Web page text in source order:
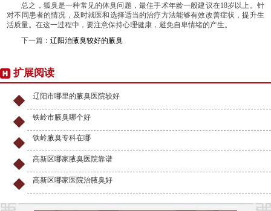
总之，狐臭是一种常见的体臭问题，最佳手术年龄一般建议在18岁以上。针
对不同患者的情况，及时就医和选择适当的治疗方法能够有效改善症状，提升生
活质量。在这一过程中，要注意保持心理健康，避免自卑情绪的产生。
下一篇：辽阳治腋臭较好的腋臭
扩展阅读
辽阳市哪里的腋臭医院较好
铁岭市腋臭哪个好
铁岭腋臭专科在哪
高新区哪家腋臭医院靠谱
高新区哪家医院治腋臭好